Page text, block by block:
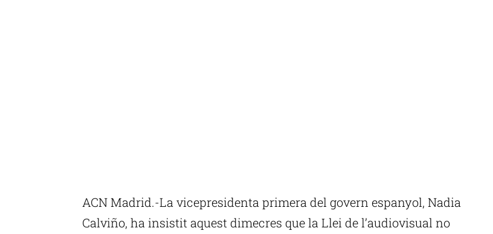
ACN Madrid.-La vicepresidenta primera del govern espanyol, Nadia
Calviño, ha insistit aquest dimecres que la Llei de l’audiovisual no